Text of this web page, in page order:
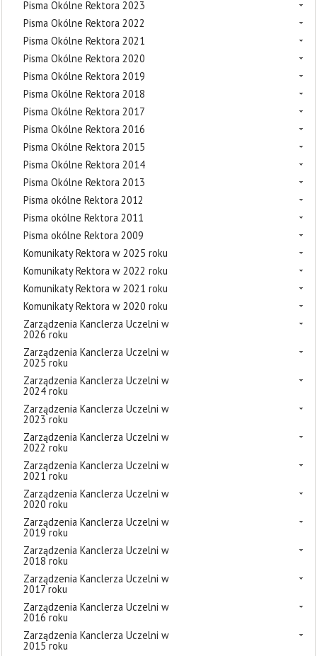
Pisma Okólne Rektora 2023
Pisma Okólne Rektora 2022
Pisma Okólne Rektora 2021
Pisma Okólne Rektora 2020
Pisma Okólne Rektora 2019
Pisma Okólne Rektora 2018
Pisma Okólne Rektora 2017
Pisma Okólne Rektora 2016
Pisma Okólne Rektora 2015
Pisma Okólne Rektora 2014
Pisma Okólne Rektora 2013
Pisma okólne Rektora 2012
Pisma okólne Rektora 2011
Pisma okólne Rektora 2009
Komunikaty Rektora w 2025 roku
Komunikaty Rektora w 2022 roku
Komunikaty Rektora w 2021 roku
Komunikaty Rektora w 2020 roku
Zarządzenia Kanclerza Uczelni w
2026 roku
Zarządzenia Kanclerza Uczelni w
2025 roku
Zarządzenia Kanclerza Uczelni w
2024 roku
Zarządzenia Kanclerza Uczelni w
2023 roku
Zarządzenia Kanclerza Uczelni w
2022 roku
Zarządzenia Kanclerza Uczelni w
2021 roku
Zarządzenia Kanclerza Uczelni w
2020 roku
Zarządzenia Kanclerza Uczelni w
2019 roku
Zarządzenia Kanclerza Uczelni w
2018 roku
Zarządzenia Kanclerza Uczelni w
2017 roku
Zarządzenia Kanclerza Uczelni w
2016 roku
Zarządzenia Kanclerza Uczelni w
2015 roku